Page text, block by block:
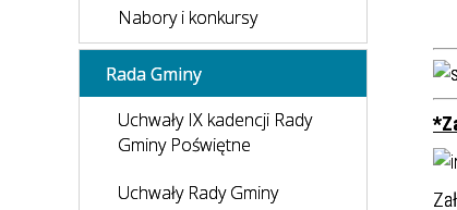
Nabory i konkursy
Rada Gminy
Uchwały IX kadencji Rady
Gminy Poświętne
Uchwały Rady Gminy